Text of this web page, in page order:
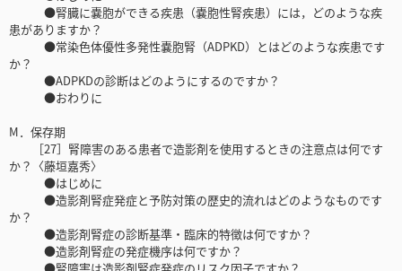
●腎臓に嚢胞ができる疾患（嚢胞性腎疾患）には，どのような疾
患がありますか？
●常染色体優性多発性嚢胞腎（ADPKD）とはどのような疾患です
か？
●ADPKDの診断はどのようにするのですか？
●おわりに
M．保存期
［27］腎障害のある患者で造影剤を使用するときの注意点は何です
か？〈藤垣嘉秀〉
●はじめに
●造影剤腎症発症と予防対策の歴史的流れはどのようなものです
か？
●造影剤腎症の診断基準・臨床的特徴は何ですか？
●造影剤腎症の発症機序は何ですか？